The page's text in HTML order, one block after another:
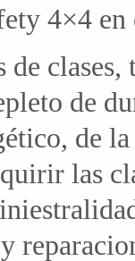
4×4
de
de
de
las